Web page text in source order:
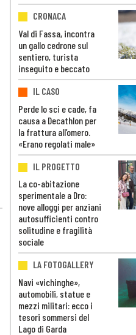
CRONACA
Val di Fassa, incontra
un gallo cedrone sul
sentiero, turista
inseguito e beccato
IL CASO
Perde lo sci e cade, fa
causa a Decathlon per
la frattura all’omero.
«Erano regolati male»
IL PROGETTO
La co-abitazione
sperimentale a Dro:
nove alloggi per anziani
autosufficienti contro
solitudine e fragilità
sociale
LA FOTOGALLERY
Navi «vichinghe»,
automobili, statue e
mezzi militari: ecco i
tesori sommersi del
Lago di Garda